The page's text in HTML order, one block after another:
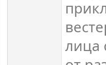
лица